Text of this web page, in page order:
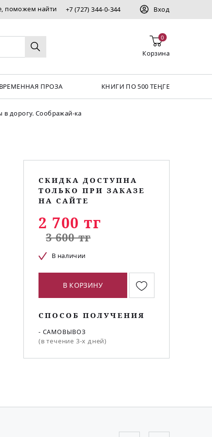
поможем найти +7 (727) 344-0-344 Вход
0
Корзина
ПРОЗА КНИГИ ПО 500 ТЕҢГЕ
в дорогу. Соображай-ка
СКИДКА ДОСТУПНА
ТОЛЬКО ПРИ ЗАКАЗЕ
НА САЙТЕ
2 700 тг
3 600 тг
В наличии
В КОРЗИНУ
СПОСОБ ПОЛУЧЕНИЯ
- САМОВЫВОЗ
(в течение 3-х дней)